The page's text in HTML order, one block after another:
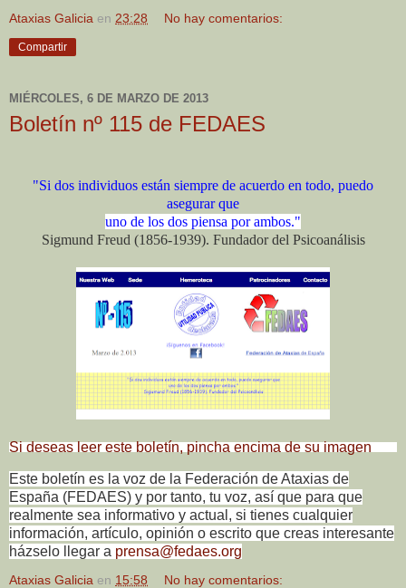
Ataxias Galicia en 23:28 No hay comentarios:
Compartir
MIÉRCOLES, 6 DE MARZO DE 2013
Boletín nº 115 de FEDAES
"Si dos individuos están siempre de acuerdo en todo, puedo
asegurar que
uno de los dos piensa por ambos."
Sigmund Freud (1856-1939). Fundador del Psicoanálisis
Si deseas leer este boletín, pincha encima de su imagen
Este boletín es la voz de la Federación de Ataxias de
España (FEDAES) y por tanto, tu voz, así que para que
realmente sea informativo y actual, si tienes cualquier
información, artículo, opinión o escrito que creas interesante
házselo llegar a prensa@fedaes.org
Ataxias Galicia en 15:58 No hay comentarios: